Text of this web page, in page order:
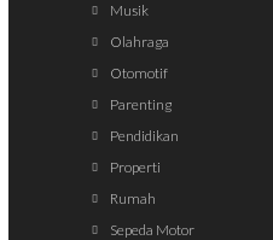
Musik
Olahraga
Otomotif
Parenting
Pendidikan
Properti
Rumah
Sepeda Motor